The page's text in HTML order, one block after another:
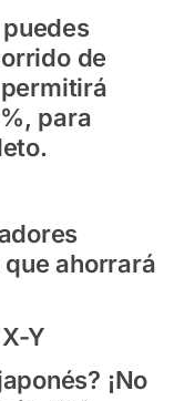
de
para
ahorrará
Y
¡No